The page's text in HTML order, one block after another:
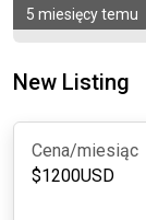
5 miesięcy temu
New Listing
Cena/miesiąc
$1200USD